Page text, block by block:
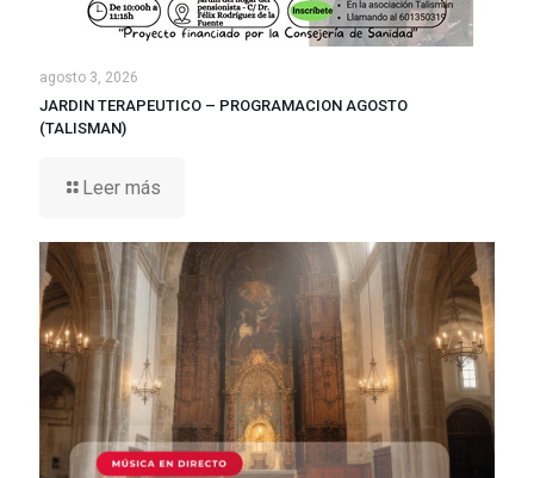
agosto 3, 2026
JARDIN TERAPEUTICO – PROGRAMACION AGOSTO
(TALISMAN)
Leer más